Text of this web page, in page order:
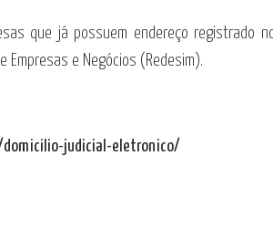
que já possuem endereço registrado
Empresas e Negócios (Redesim).
domicilio-judicial-eletronico/